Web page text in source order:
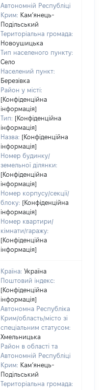
Автономній Республіці
Крим: Кам’янець-
Подільський
Територіальна громада:
Новоушицька
Тип населеного пункту:
Село
Населений пункт:
Березівка
Район у місті:
[Конфіденційна
інформація]
Тип: [Конфіденційна
інформація]
Назва: [Конфіденційна
інформація]
Номер будинку/
земельної ділянки:
[Конфіденційна
інформація]
Номер корпусу/секції/
блоку: [Конфіденційна
інформація]
Номер квартири/
кімнати/гаражу:
[Конфіденційна
інформація]
Країна: Україна
Поштовий індекс:
[Конфіденційна
інформація]
Автономна Республіка
Крим/область/місто зі
спеціальним статусом:
Хмельницька
Район в області та
Автономній Республіці
Крим: Кам’янець-
Подільський
Територіальна громада: